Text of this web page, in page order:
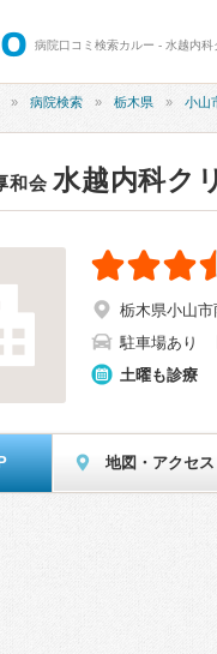
病院口コミ検索カルー - 水越内
病院検索 栃木県 小山
和会水越内科ク
栃木県小山
駐車場あり
土曜も診療
地図・アクセス